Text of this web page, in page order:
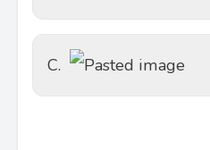
C.